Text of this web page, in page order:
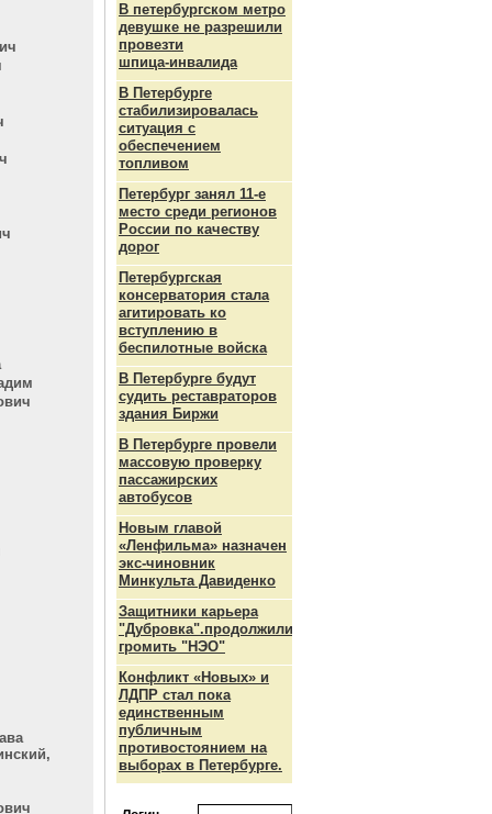
В петербургском метро
девушке не разрешили
провезти
шпица‑инвалида
В Петербурге
стабилизировалась
ситуация с
обеспечением
топливом
Петербург занял 11-е
место среди регионов
России по качеству
дорог
Петербургская
консерватория стала
агитировать ко
вступлению в
беспилотные войска
В Петербурге будут
судить реставраторов
здания Биржи
В Петербурге провели
массовую проверку
пассажирских
автобусов
Новым главой
«Ленфильма» назначен
экс-чиновник
Минкульта Давиденко
Защитники карьера
"Дубровка".продолжили
громить "НЭО"
Конфликт «Новых» и
ЛДПР стал пока
единственным
публичным
противостоянием на
выборах в Петербурге.